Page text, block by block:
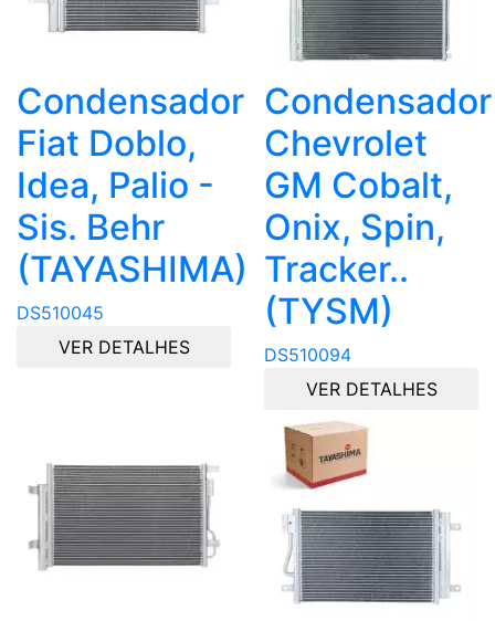
Condensador
Fiat Doblo,
Idea, Palio -
Sis. Behr
(TAYASHIMA)
DS510045
VER DETALHES
Condensador
Chevrolet
GM Cobalt,
Onix, Spin,
Tracker..
(TYSM)
DS510094
VER DETALHES